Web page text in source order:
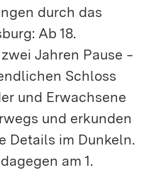
durch das
Ab 18.
Jahren Pause ‒
Schloss
und Erwachsene
und erkunden
Details im Dunkeln.
am 1.